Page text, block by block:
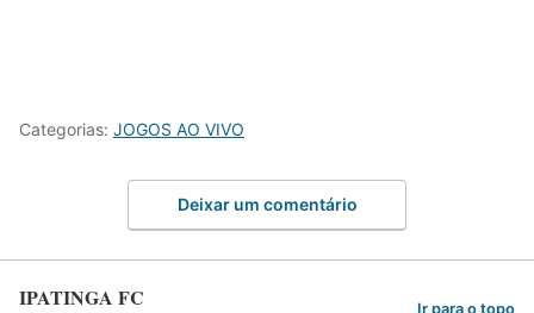
Categorias: JOGOS AO VIVO
Deixar um comentário
IPATINGA FC Ir para o topo